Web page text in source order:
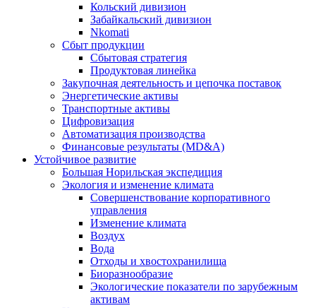
Кольский дивизион
Забайкальский дивизион
Nkomati
Сбыт продукции
Сбытовая стратегия
Продуктовая линейка
Закупочная деятельность и цепочка поставок
Энергетические активы
Транспортные активы
Цифровизация
Автоматизация производства
Финансовые результаты (MD&A)
Устойчивое развитие
Большая Норильская экспедиция
Экология и изменение климата
Совершенствование корпоративного
управления
Изменение климата
Воздух
Вода
Отходы и хвостохранилища
Биоразнообразие
Экологические показатели по зарубежным
активам